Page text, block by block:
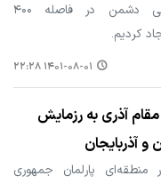
پرنده‌های شناسایی دشمن در فاصله ۴۰۰
کردیم.
۱۴۰۱-۰۸-۰۱ ۲۲:۲۸
آذری به رزمایش
و آذربایجان
منطقه‌ای پارلمان جمهوری